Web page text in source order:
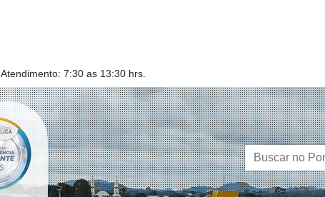
Atendimento: 7:30 as 13:30 hrs.